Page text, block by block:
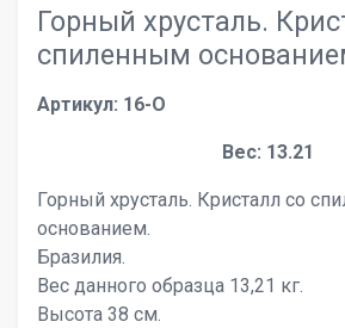
Горный хрусталь.
спиленным
Артикул: 16-O
Вес: 13.21
Горный хрусталь. Кристалл со
основанием.
Бразилия.
Вес данного образца 13,21 кг.
Высота 38 см.